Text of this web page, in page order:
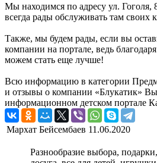
Мы находимся по адресу ул. Гоголя,
всегда рады обслуживать там своих
Также, мы будем рады, если вы
компании на портале, ведь
можем стать еще лучше!
Всю информацию в категории
и отзывы о компании «Блукатик» Вы
информационном детском портале
Мархат Бейсембаев 11.06.2020
Разнообразие выбора,